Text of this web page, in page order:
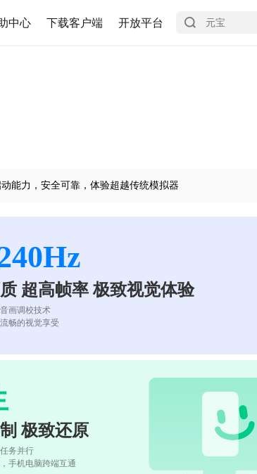
中心 下载客户端 开放平台
能力，安全可靠，体验超越传统模拟器
超高帧率 极致视觉体验
画调校技术
畅的视觉享受
极致还原
务并行
手机电脑跨端互通